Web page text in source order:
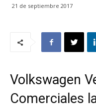
21 de septiembre 2017
Volkswagen
Comerciales